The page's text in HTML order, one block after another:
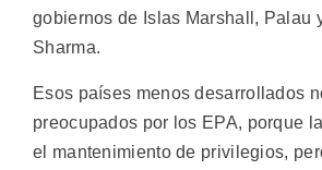
gobiernos de Islas Marshall, Palau
Sharma.
Esos países menos desarrollados
preocupados por los EPA, porque
el mantenimiento de privilegios,